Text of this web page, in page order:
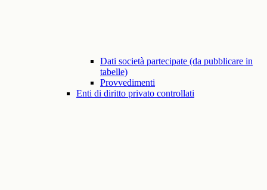
Dati società partecipate (da pubblicare in
tabelle)
Provvedimenti
Enti di diritto privato controllati